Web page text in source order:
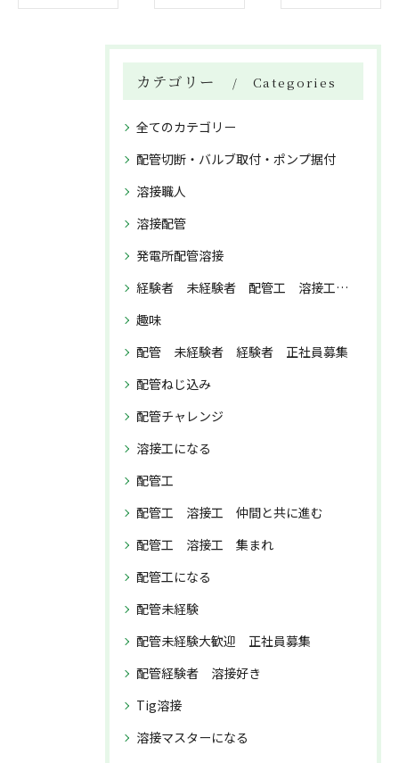
カテゴリー Categories
全てのカテゴリー
配管切断・バルブ取付・ポンプ据付
溶接職人
溶接配管
発電所配管溶接
経験者 未経験者 配管工 溶接工 正社員募集
趣味
配管 未経験者 経験者 正社員募集
配管ねじ込み
配管チャレンジ
溶接工になる
配管工
配管工 溶接工 仲間と共に進む
配管工 溶接工 集まれ
配管工になる
配管未経験
配管未経験大歓迎 正社員募集
配管経験者 溶接好き
Tig溶接
溶接マスターになる